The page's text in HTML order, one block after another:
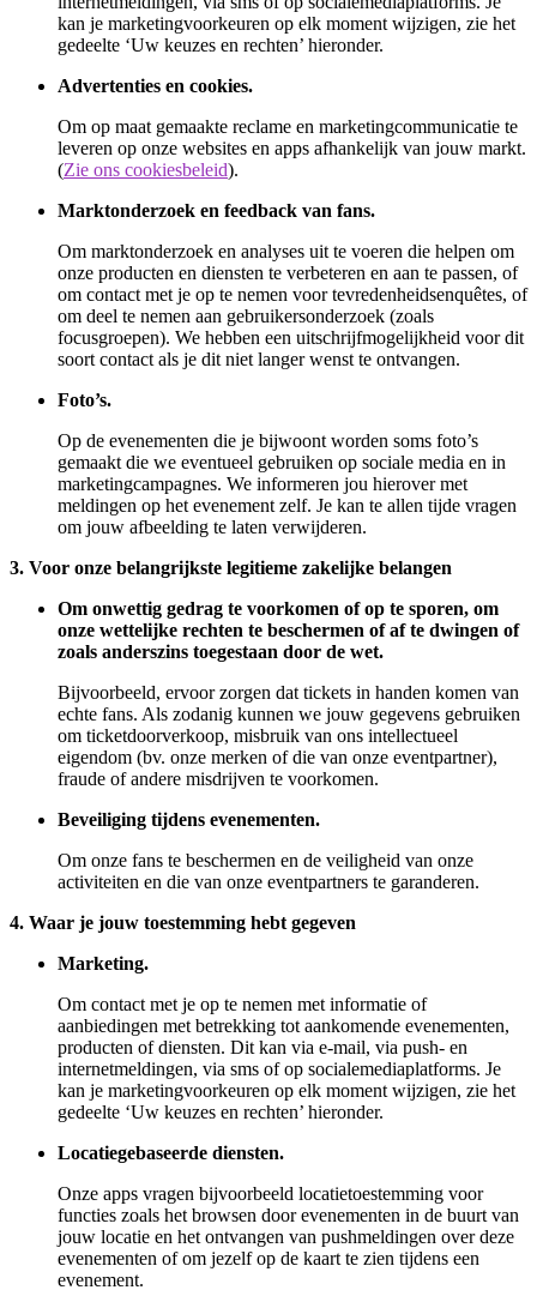
kan je marketingvoorkeuren op elk moment wijzigen, zie het
gedeelte ‘Uw keuzes en rechten’ hieronder.
Advertenties en cookies.
Om op maat gemaakte reclame en marketingcommunicatie te
leveren op onze websites en apps afhankelijk van jouw markt.
(Zie ons cookiesbeleid).
Marktonderzoek en feedback van fans.
Om marktonderzoek en analyses uit te voeren die helpen om
onze producten en diensten te verbeteren en aan te passen, of
om contact met je op te nemen voor tevredenheidsenquêtes, of
om deel te nemen aan gebruikersonderzoek (zoals
focusgroepen). We hebben een uitschrijfmogelijkheid voor dit
soort contact als je dit niet langer wenst te ontvangen.
Foto’s.
Op de evenementen die je bijwoont worden soms foto’s
gemaakt die we eventueel gebruiken op sociale media en in
marketingcampagnes. We informeren jou hierover met
meldingen op het evenement zelf. Je kan te allen tijde vragen
om jouw afbeelding te laten verwijderen.
3. Voor onze belangrijkste legitieme zakelijke belangen
Om onwettig gedrag te voorkomen of op te sporen, om
onze wettelijke rechten te beschermen of af te dwingen of
zoals anderszins toegestaan ​​door de wet.
Bijvoorbeeld, ervoor zorgen dat tickets in handen komen van
echte fans. Als zodanig kunnen we jouw gegevens gebruiken
om ticketdoorverkoop, misbruik van ons intellectueel
eigendom (bv. onze merken of die van onze eventpartner),
fraude of andere misdrijven te voorkomen.
Beveiliging tijdens evenementen.
Om onze fans te beschermen en de veiligheid van onze
activiteiten en die van onze eventpartners te garanderen.
4. Waar je jouw toestemming hebt gegeven
Marketing.
Om contact met je op te nemen met informatie of
aanbiedingen met betrekking tot aankomende evenementen,
producten of diensten. Dit kan via e-mail, via push- en
internetmeldingen, via sms of op socialemediaplatforms. Je
kan je marketingvoorkeuren op elk moment wijzigen, zie het
gedeelte ‘Uw keuzes en rechten’ hieronder.
Locatiegebaseerde diensten.
Onze apps vragen bijvoorbeeld locatietoestemming voor
functies zoals het browsen door evenementen in de buurt van
jouw locatie en het ontvangen van pushmeldingen over deze
evenementen of om jezelf op de kaart te zien tijdens een
evenement.